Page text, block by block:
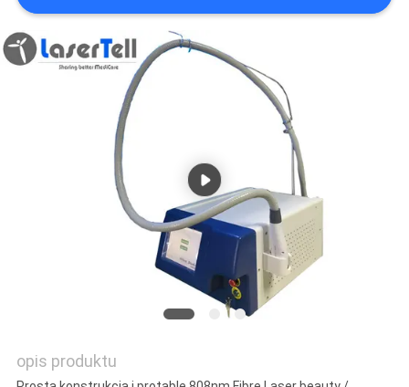
opis produktu